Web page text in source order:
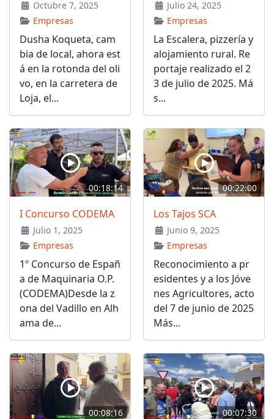
Octubre 7, 2025
Empresas
Dusha Koqueta, cam
bia de local, ahora est
á en la rotonda del oli
vo, en la carretera de
Loja, el...
Julio 24, 2025
Empresas
La Escalera, pizzería y
alojamiento rural. Re
portaje realizado el 2
3 de julio de 2025. Má
s...
00:18:14
I Concurso CODEMA
Julio 1, 2025
Empresas
1º Concurso de Españ
a de Maquinaria O.P.
(CODEMA)Desde la z
ona del Vadillo en Alh
ama de...
00:22:00
Los Tajos SCA
Junio 9, 2025
Empresas
Reconocimiento a pr
esidentes y a los Jóve
nes Agricultores, acto
del 7 de junio de 2025
Más...
00:08:16 00:07:30